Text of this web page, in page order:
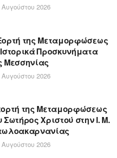
2026
της Μεταμορφώσεως
Προσκυνήματα
Μεσσηνίας
2026
της Μεταμορφώσεως
Σωτήρος Χριστού στην Ι. Μ.
2026